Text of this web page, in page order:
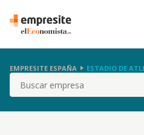
EMPRESITE ESPAÑA ESTADIO DE
Buscar